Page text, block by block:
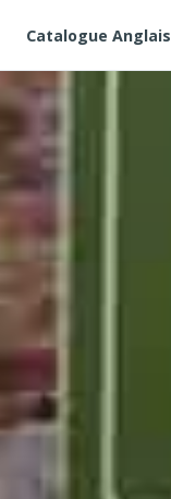
Catalogue Anglais